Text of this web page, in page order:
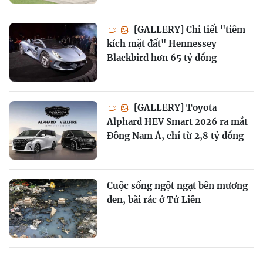
[GALLERY] Chi tiết "tiêm
kích mặt đất" Hennessey
Blackbird hơn 65 tỷ đồng
[GALLERY] Toyota
Alphard HEV Smart 2026 ra mắt
Đông Nam Á, chỉ từ 2,8 tỷ đồng
Cuộc sống ngột ngạt bên mương
đen, bãi rác ở Tứ Liên